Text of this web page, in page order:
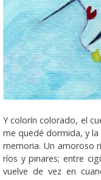
Y colorín colorado, el
me quedé dormida, y
memoria. Un amoroso
ríos y pinares; entre
vuelve de vez en